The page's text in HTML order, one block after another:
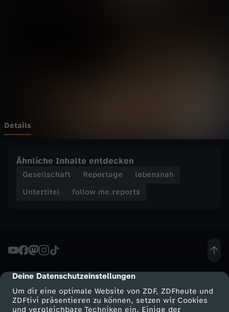
cmp-dialog-description
Deine Datenschutzeinstellungen
Um dir eine optimale Website von ZDF, ZDFheute und
ZDFtivi präsentieren zu können, setzen wir Cookies
und vergleichbare Techniken ein. Einige der
o
t
J
o
d
Details
Ähnliche Inhalte entdecken
Gesellschaft Reportage
lebensnah
Untertitel
follow me.reports